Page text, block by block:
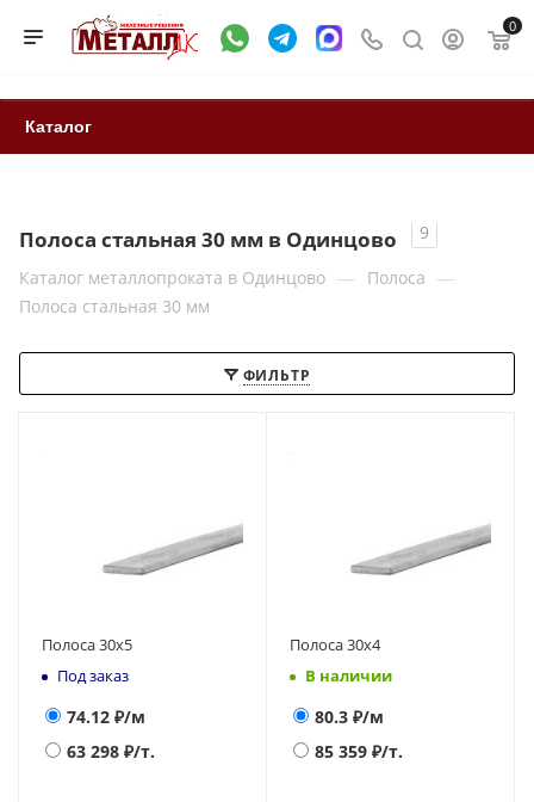
0
Каталог
Полоса стальная 30 мм в Одинцово
9
Каталог металлопроката в Одинцово — Полоса —
Полоса стальная 30 мм
ФИЛЬТР
Полоса 30х5
Под заказ
74.12 ₽/м
63 298 ₽/т.
Полоса 30х4
В наличии
80.3 ₽/м
85 359 ₽/т.